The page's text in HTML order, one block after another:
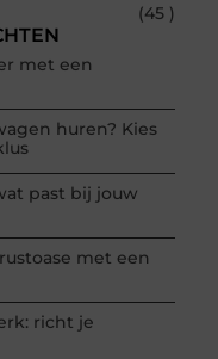
(45 )
met een
huren? Kies
past bij jouw
met een
richt je